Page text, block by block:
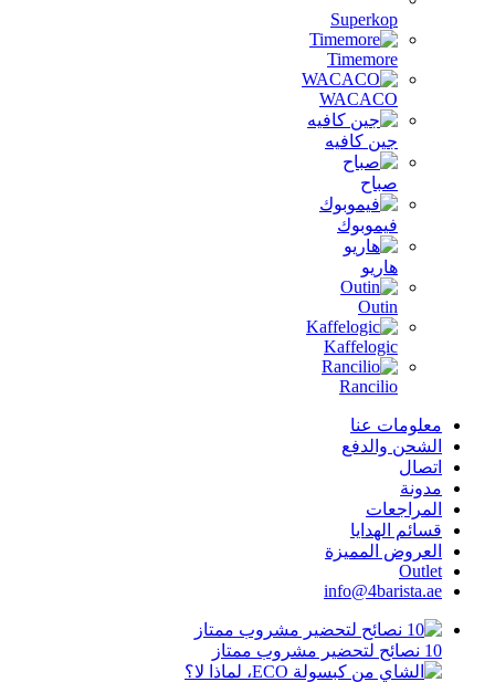
Superkop
Timemore
WACACO
جين كافيه
صباح
فيموبوك
هاريو
Outin
Kaffelogic
Rancilio
معلومات عنا
الشحن والدفع
اتصال
مدونة
المراجعات
قسائم الهدايا
العروض المميزة
Outlet
info@4barista.ae
10 نصائح لتحضير مشروب ممتاز